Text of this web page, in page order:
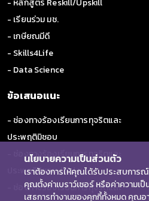
- เรียนร่วม มช.
- เกษียณมีดี
- Skills4Life
- Data Science
ข้อเสนอแนะ
- ช่องทางร้องเรียนการทุจริตและ
ประพฤติมิชอบ
- ช่องทางร้องเรียนการทุจริตและ
ประพฤติมิชอบ (ป.ป.ช.)
- ช่องทางร้องเรียนการทุจริตและ
นโยบายความเป็นส่วนตัว
เราต้องการให้คุณได้รับประสบการณ์
คุณตั้งค่าเบราว์เซอร์ หรือค่าความ
เสธการทำงานของคุกกี้ทั้งหมด คุณอ